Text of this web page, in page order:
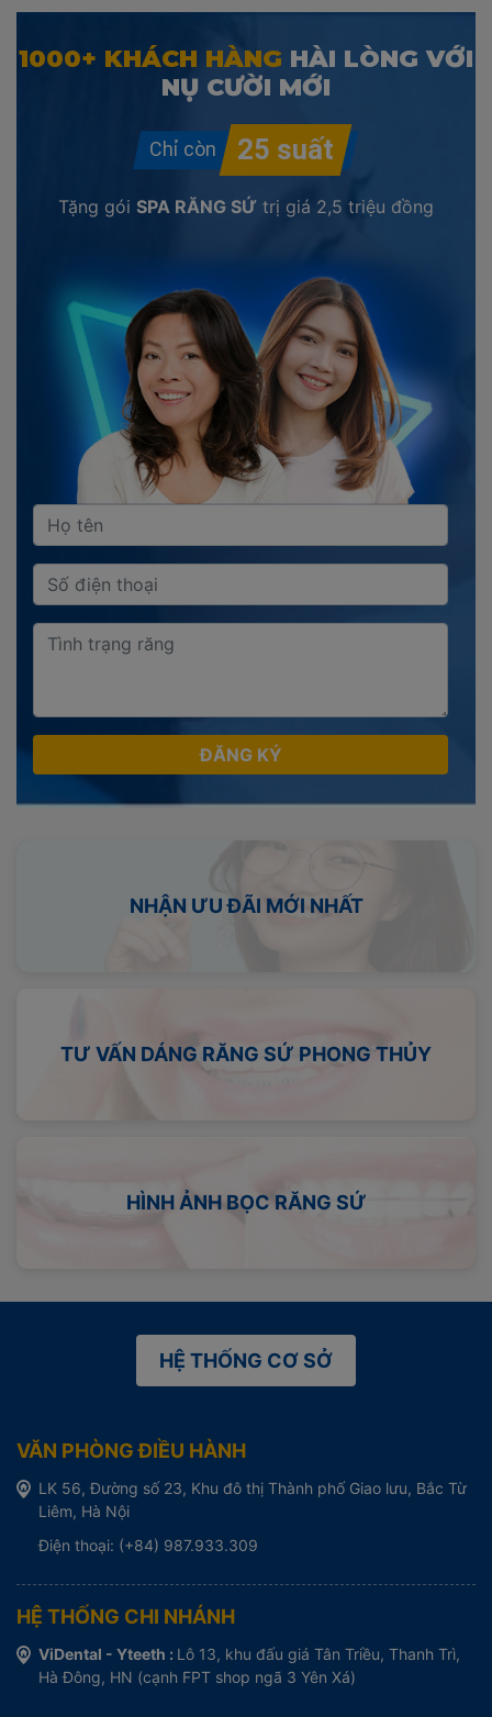
1000+ KHÁCH HÀNG HÀI LÒNG VỚI
NỤ CƯỜI MỚI
Tặng gói SPA RĂNG SỨ trị giá 2,5 triệu đồng
ĐĂNG KÝ
NHẬN ƯU ĐÃI MỚI NHẤT
TƯ VẤN DÁNG RĂNG SỨ PHONG THỦY
HÌNH ẢNH BỌC RĂNG SỨ
HỆ THỐNG CƠ SỞ
VĂN PHÒNG ĐIỀU HÀNH
LK 56, Đường số 23, Khu đô thị Thành phố Giao lưu, Bắc Từ
Liêm, Hà Nội
Điện thoại: (+84) 987.933.309
HỆ THỐNG CHI NHÁNH
ViDental - Yteeth : Lô 13, khu đấu giá Tân Triều, Thanh Trì,
Hà Đông, HN (cạnh FPT shop ngã 3 Yên Xá)